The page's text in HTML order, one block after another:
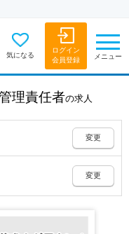
気になる
ログイン
会員登録
メニュー
理責任者の求人
変更
変更